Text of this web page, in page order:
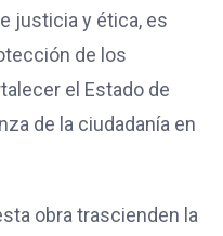
justicia y ética, es
de los
el Estado de
de la ciudadanía en
obra trascienden la